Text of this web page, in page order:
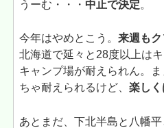
うーむ・・・ 中止で決定。
今年はやめとこう。来週も
北海道で延々と28度以上は
キャンプ場が耐えられん。
ちゃ耐えられるけど、楽し
あとまだ、下北半島と八幡